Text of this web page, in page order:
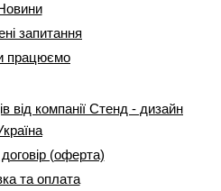
запитання
працюємо
від компанії Стенд - дизайн
(оферта)
та оплата